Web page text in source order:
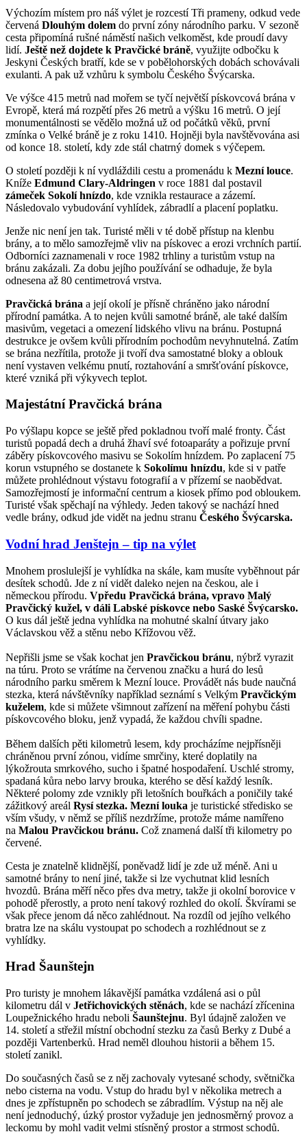
Výchozím místem pro náš výlet je rozcestí Tři prameny, odkud vede
červená Dlouhým dolem do první zóny národního parku. V sezoně
cesta připomíná rušné náměstí našich velkoměst, kde proudí davy
lidí. Ještě než dojdete k Pravčické bráně, využijte odbočku k
Jeskyni Českých bratří, kde se v pobělohorských dobách schovávali
exulanti. A pak už vzhůru k symbolu Českého Švýcarska.
Ve výšce 415 metrů nad mořem se tyčí největší pískovcová brána v
Evropě, která má rozpětí přes 26 metrů a výšku 16 metrů. O její
monumentálnosti se vědělo možná už od počátků věků, první
zmínka o Velké bráně je z roku 1410. Hojněji byla navštěvována asi
od konce 18. století, kdy zde stál chatrný domek s výčepem.
O století později k ní vydláždili cestu a promenádu k Mezní louce.
Kníže Edmund Clary-Aldringen v roce 1881 dal postavil
zámeček Sokolí hnízdo, kde vznikla restaurace a zázemí.
Následovalo vybudování vyhlídek, zábradlí a placení poplatku.
Jenže nic není jen tak. Turisté měli v té době přístup na klenbu
brány, a to mělo samozřejmě vliv na pískovec a erozi vrchních partií.
Odborníci zaznamenali v roce 1982 trhliny a turistům vstup na
bránu zakázali. Za dobu jejího používání se odhaduje, že byla
odnesena až 80 centimetrová vrstva.
Pravčická brána a její okolí je přísně chráněno jako národní
přírodní památka. A to nejen kvůli samotné bráně, ale také dalším
masivům, vegetaci a omezení lidského vlivu na bránu. Postupná
destrukce je ovšem kvůli přírodním pochodům nevyhnutelná. Zatím
se brána nezřítila, protože ji tvoří dva samostatné bloky a oblouk
není vystaven velkému pnutí, roztahování a smršťování pískovce,
které vzniká při výkyvech teplot.
Majestátní Pravčická brána
Po výšlapu kopce se ještě před pokladnou tvoří malé fronty. Část
turistů popadá dech a druhá žhaví své fotoaparáty a pořizuje první
záběry pískovcového masivu se Sokolím hnízdem. Po zaplacení 75
korun vstupného se dostanete k Sokolímu hnízdu, kde si v patře
můžete prohlédnout výstavu fotografií a v přízemí se naobědvat.
Samozřejmostí je informační centrum a kiosek přímo pod obloukem.
Turisté však spěchají na výhledy. Jeden takový se nachází hned
vedle brány, odkud jde vidět na jednu stranu Českého Švýcarska.
Vodní hrad Jenštejn – tip na výlet
Mnohem proslulejší je vyhlídka na skále, kam musíte vyběhnout pár
desítek schodů. Jde z ní vidět daleko nejen na českou, ale i
německou přírodu. Vpředu Pravčická brána, vpravo Malý
Pravčický kužel, v dáli Labské pískovce nebo Saské Švýcarsko.
O kus dál ještě jedna vyhlídka na mohutné skalní útvary jako
Václavskou věž a stěnu nebo Křížovou věž.
Nepřišli jsme se však kochat jen Pravčickou bránu, nýbrž vyrazit
na túru. Proto se vrátíme na červenou značku a hurá do lesů
národního parku směrem k Mezní louce. Provádět nás bude naučná
stezka, která návštěvníky například seznámí s Velkým Pravčickým
kuželem, kde si můžete všimnout zařízení na měření pohybu části
pískovcového bloku, jenž vypadá, že každou chvíli spadne.
Během dalších pěti kilometrů lesem, kdy procházíme nejpřísněji
chráněnou první zónou, vidíme smrčiny, které doplatily na
lýkožrouta smrkového, sucho i špatné hospodaření. Uschlé stromy,
spadaná kůra nebo larvy brouka, kterého se děsí každý lesník.
Některé polomy zde vznikly při letošních bouřkách a poničily také
zážitkový areál Rysí stezka. Mezní louka je turistické středisko se
vším všudy, v němž se příliš nezdržíme, protože máme namířeno
na Malou Pravčickou bránu. Což znamená další tři kilometry po
červené.
Cesta je znatelně klidnější, poněvadž lidí je zde už méně. Ani u
samotné brány to není jiné, takže si lze vychutnat klid lesních
hvozdů. Brána měří něco přes dva metry, takže ji okolní borovice v
pohodě přerostly, a proto není takový rozhled do okolí. Škvírami se
však přece jenom dá něco zahlédnout. Na rozdíl od jejího velkého
bratra lze na skálu vystoupat po schodech a rozhlédnout se z
vyhlídky.
Hrad Šaunštejn
Pro turisty je mnohem lákavější památka vzdálená asi o půl
kilometru dál v Jetřichovických stěnách, kde se nachází zřícenina
Loupežnického hradu neboli Šaunštejnu. Byl údajně založen ve
14. století a střežil místní obchodní stezku za časů Berky z Dubé a
později Vartenberků. Hrad neměl dlouhou historii a během 15.
století zanikl.
Do současných časů se z něj zachovaly vytesané schody, světnička
nebo cisterna na vodu. Vstup do hradu byl v několika metrech a
dnes je zpřístupněn po schodech se zábradlím. Výstup na něj ale
není jednoduchý, úzký prostor vyžaduje jen jednosměrný provoz a
leckomu by mohl vadit velmi stísněný prostor a strmost schodů.